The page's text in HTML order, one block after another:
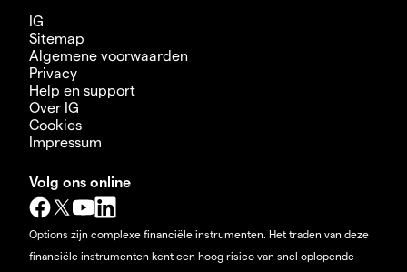
IG
Sitemap
Algemene voorwaarden
Privacy
Help en support
Over IG
Cookies
Impressum
Volg ons online
Options zijn complexe financiële instrumenten. Het traden van deze
financiële instrumenten kent een hoog risico van snel oplopende